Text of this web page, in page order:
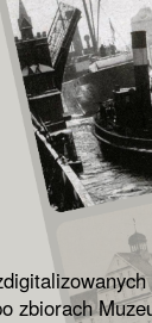
zbiorach